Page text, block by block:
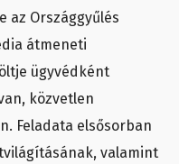
az Országgyűlés
átmeneti
ügyvédként
közvetlen
Feladata elsősorban
valamint